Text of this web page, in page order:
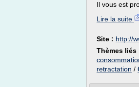
Il vous est
Lire la suite
Site : http://
Thèmes liés
retractation /